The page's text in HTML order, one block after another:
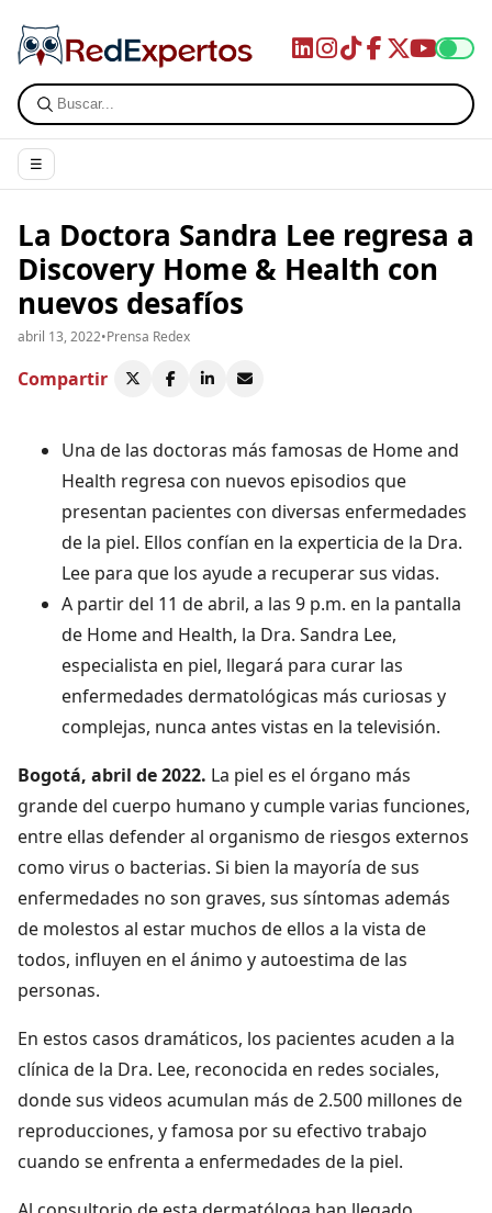
☰
La Doctora Sandra Lee regresa a
Discovery Home & Health con
nuevos desafíos
abril 13, 2022•Prensa Redex
Compartir
Una de las doctoras más famosas de Home and
Health regresa con nuevos episodios que
presentan pacientes con diversas enfermedades
de la piel. Ellos confían en la experticia de la Dra.
Lee para que los ayude a recuperar sus vidas.
A partir del 11 de abril, a las 9 p.m. en la pantalla
de Home and Health, la Dra. Sandra Lee,
especialista en piel, llegará para curar las
enfermedades dermatológicas más curiosas y
complejas, nunca antes vistas en la televisión.
Bogotá, abril de 2022. La piel es el órgano más
grande del cuerpo humano y cumple varias funciones,
entre ellas defender al organismo de riesgos externos
como virus o bacterias. Si bien la mayoría de sus
enfermedades no son graves, sus síntomas además
de molestos al estar muchos de ellos a la vista de
todos, influyen en el ánimo y autoestima de las
personas.
En estos casos dramáticos, los pacientes acuden a la
clínica de la Dra. Lee, reconocida en redes sociales,
donde sus videos acumulan más de 2.500 millones de
reproducciones, y famosa por su efectivo trabajo
cuando se enfrenta a enfermedades de la piel.